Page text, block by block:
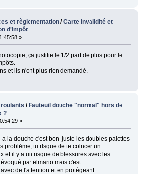
et règlementation /Carte invalidité et
d'impôt
»
ça justifie le 1/2 part de plus pour le
et ils n'ont plus rien demandé.
roulants / Fauteuil douche "normal" hors de
?
»
a la douche c'est bon, juste les doubles palettes
problème, tu risque de te coincer un
et il y a un risque de blessures avec les
par elmario mais c'est
de l'attention et en protégeant.